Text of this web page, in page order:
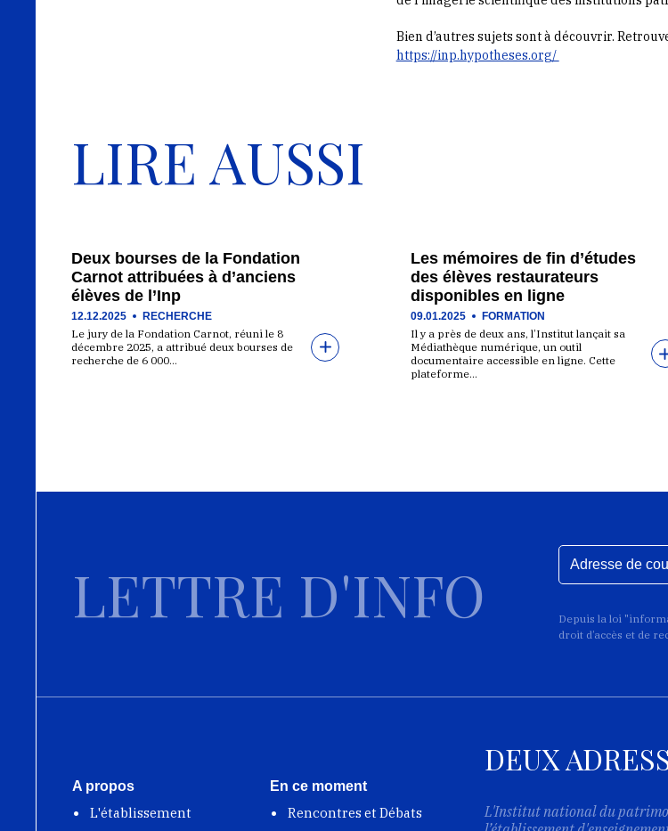
Bien d’autres sujets sont à découvrir.
https://inp.hypotheses.org/
LIRE AUSSI
Deux bourses de la Fondation
Carnot attribuées à d’anciens
élèves de l’Inp
12.12.2025 RECHERCHE
Le jury de la Fondation Carnot, réuni le 8
décembre 2025, a attribué deux bourses de
recherche de 6 000…
Les mémoires de fin d’études
des élèves restaurateurs
disponibles en ligne
09.01.2025 FORMATION
Il y a près de deux ans, l’Institut lançait sa
Médiathèque numérique, un outil
documentaire accessible en ligne. Cette
plateforme…
LETTRE D'INFO
Depuis la loi
droit d’accès et de
A propos
L'établissement
En ce moment
Rencontres et Débats
DEUX
L'Institut national du